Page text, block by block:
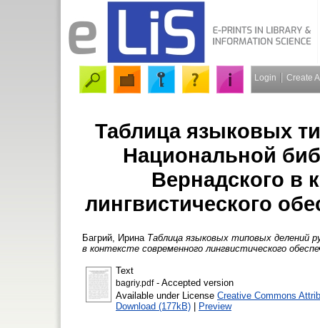
Login Create
Таблица языковых
Национальной
Вернадского в
лингвистического
Багрий, Ирина Таблица языковых типовых делений
в контексте современного лингвистического
Text
bagriy.pdf- Accepted version
Available under License Creative Commons
Download (177kB) | Preview